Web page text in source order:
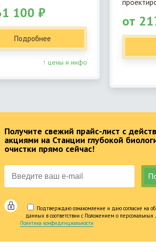
100 ₽
Подробнее
↑ цены и инфо
от
Получите свежий прайс-лист с
акциями на Станции глубокой
очистки прямо сейчас!
Подтверждаю ознакомление и даю согласие на
данных в соответствии с Положением о
Политика конфиденциальности